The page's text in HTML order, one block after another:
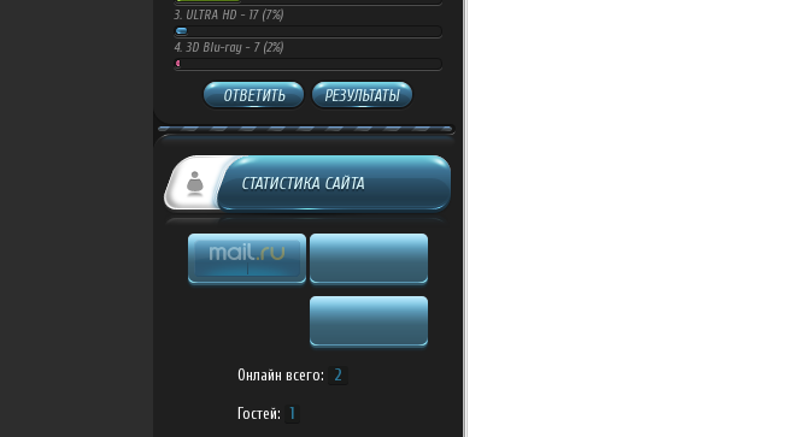
3. ULTRA HD - 17 (7%)
4. 3D Blu-ray - 7 (2%)
ОТВЕТИТЬ РЕЗУЛЬТАТЫ
СТАТИСТИКА САЙТА
Онлайн всего: 2
Гостей: 1